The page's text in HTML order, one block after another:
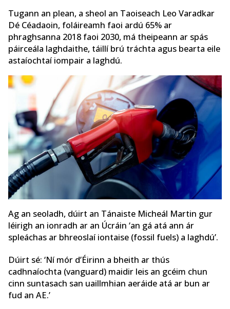
Tugann an plean, a sheol an Taoiseach Leo Varadkar
Dé Céadaoin, foláireamh faoi ardú 65% ar
phraghsanna 2018 faoi 2030, má theipeann ar spás
páirceála laghdaithe, táillí brú tráchta agus bearta eile
astaíochtaí iompair a laghdú.
Ag an seoladh, dúirt an Tánaiste Micheál Martin gur
léirigh an ionradh ar an Úcráin ‘an gá atá ann ár
spleáchas ar bhreoslaí iontaise (fossil fuels) a laghdú’.
Dúirt sé: ‘Ní mór d’Éirinn a bheith ar thús
cadhnaíochta (vanguard) maidir leis an gcéim chun
cinn suntasach san uaillmhian aeráide atá ar bun ar
fud an AE.’